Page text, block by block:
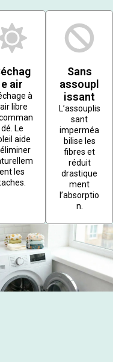
e air
à
libre
dé. Le
aide
ent les
Sans
assoupl
issant
L’assouplis
sant
imperméa
bilise les
fibres et
réduit
drastique
ment
l’absorptio
n.